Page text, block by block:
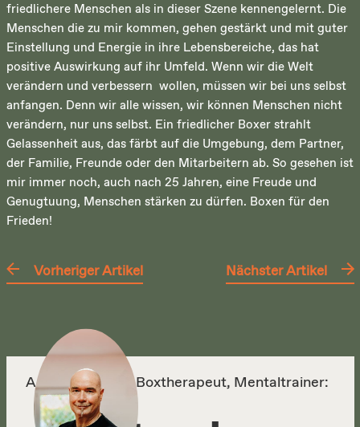
friedlichere Menschen als in dieser Szene kennengelernt. Die
Menschen die zu mir kommen, gehen gestärkt und mit guter
Einstellung und Energie in ihre Lebensbereiche, das hat
positive Auswirkung auf ihr Umfeld. Wenn wir die Welt
verändern und verbessern wollen, müssen wir bei uns selbst
anfangen. Denn wir alle wissen, wir können Menschen nicht
verändern, nur uns selbst. Ein friedlicher Boxer strahlt
Gelassenheit aus, das färbt auf die Umgebung, dem Partner,
der Familie, Freunde oder den Mitarbeitern ab. So gesehen ist
mir immer noch, auch nach 25 Jahren, eine Freude und
Genugtuung, Menschen stärken zu dürfen. Boxen für den
Frieden!
Vorheriger Artikel Nächster Artikel
Autor, Körper- & Boxtherapeut, Mentaltrainer: